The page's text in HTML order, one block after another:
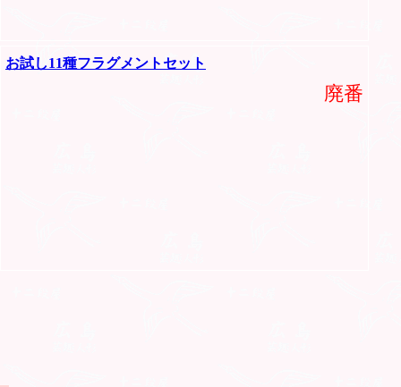
お試し11種フラグメントセット
廃番